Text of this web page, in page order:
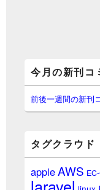
イ
ン
サ
イ
ー
ジ
今月の新刊コ
前後一週間の新刊
タグクラウド
appleAWS